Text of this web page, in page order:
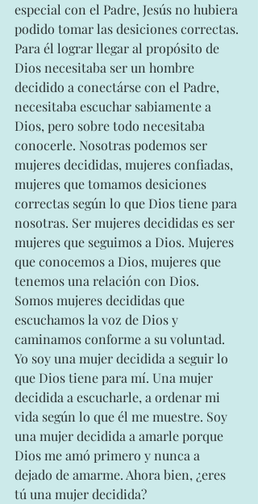
especial con el Padre, Jesús no hubiera
podido tomar las desiciones correctas.
Para él lograr llegar al propósito de
Dios necesitaba ser un hombre
decidido a conectárse con el Padre,
necesitaba escuchar sabiamente a
Dios, pero sobre todo necesitaba
conocerle. Nosotras podemos ser
mujeres decididas, mujeres confiadas,
mujeres que tomamos desiciones
correctas según lo que Dios tiene para
nosotras. Ser mujeres decididas es ser
mujeres que seguimos a Dios. Mujeres
que conocemos a Dios, mujeres que
tenemos una relación con Dios.
Somos mujeres decididas que
escuchamos la voz de Dios y
caminamos conforme a su voluntad.
Yo soy una mujer decidida a seguir lo
que Dios tiene para mí. Una mujer
decidida a escucharle, a ordenar mi
vida según lo que él me muestre. Soy
una mujer decidida a amarle porque
Dios me amó primero y nunca a
dejado de amarme. Ahora bien, ¿eres
tú una mujer decidida?